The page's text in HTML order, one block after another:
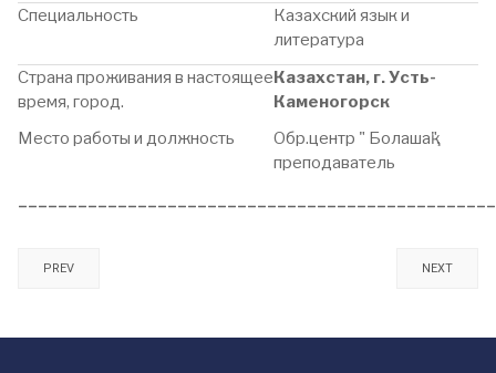
Специальность
Казахский язык и
литература
Страна проживания в настоящее
время, город.
Место работы и должность
Казахстан, г. Усть-
Каменогорск
Обр.центр " Болашақ",
преподаватель
PREV NEXT